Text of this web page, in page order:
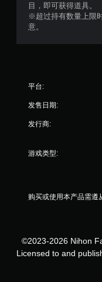
目，即可获得道具。
※超过持有数量上限
意。
平台:
发售日期:
发行商:
游戏类型:
购买或使用本产品需遵
©2023-2026 Nihon
Licensed to and